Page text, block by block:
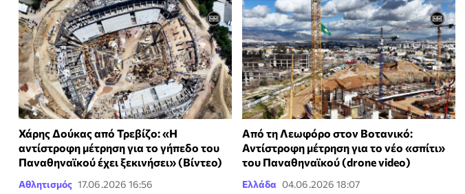
Χάρης Δούκας από Τρεβίζο: «Η
αντίστροφη μέτρηση για το γήπεδο του
Παναθηναϊκού έχει ξεκινήσει» (Βίντεο)
Αθλητισμός 17.06.2026 16:56
Από τη Λεωφόρο στον Βοτανικό:
Αντίστροφη μέτρηση για το νέο «σπίτι»
του Παναθηναϊκού (drone video)
Ελλάδα 04.06.2026 18:07